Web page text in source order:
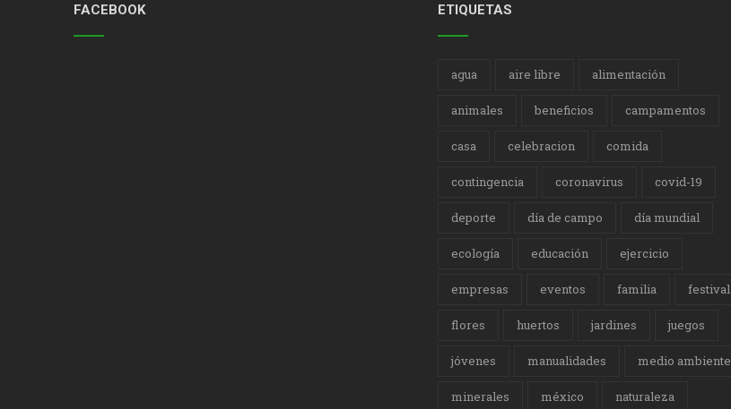
FACEBOOK ETIQUETAS
agua aire libre alimentación
animales beneficios campamentos
casa celebracion comida
contingencia coronavirus covid-19
deporte día de campo día mundial
ecología educación ejercicio
empresas eventos familia festival
flores huertos jardines juegos
jóvenes manualidades medio ambiente
minerales méxico naturaleza